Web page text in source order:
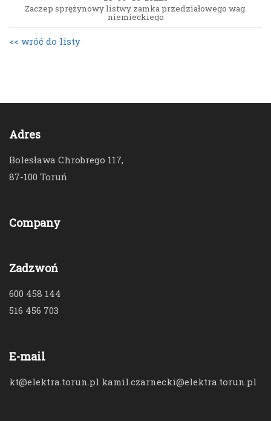
Zaczep sprężynowy listwy zamka przedziałowego wag.
niemieckiego
<< wróć do listy
Adres
Bolesława Chrobrego 117,
87-100 Toruń
Company
Zadzwoń
600 458 144
516 456 703
E-mail
kt@elektra.torun.pl kamil.czarnecki@elektra.torun.pl